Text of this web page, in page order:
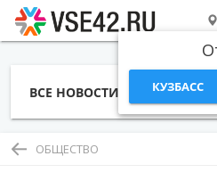
КУЗБАСС
ВСЕ НОВОСТИ СТАТЬИ
ОБЩЕСТВО